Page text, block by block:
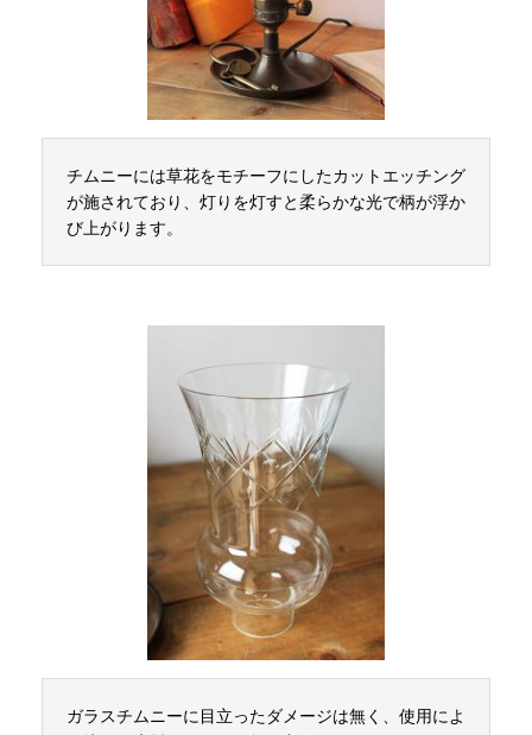
チムニーには草花をモチーフにしたカットエッチング
が施されており、灯りを灯すと柔らかな光で柄が浮か
び上がります。
ガラスチムニーに目立ったダメージは無く、使用によ